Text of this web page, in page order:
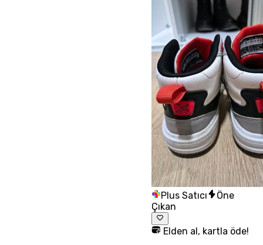
Plus Satıcı
Öne
Çıkan
Elden al, kartla öde!